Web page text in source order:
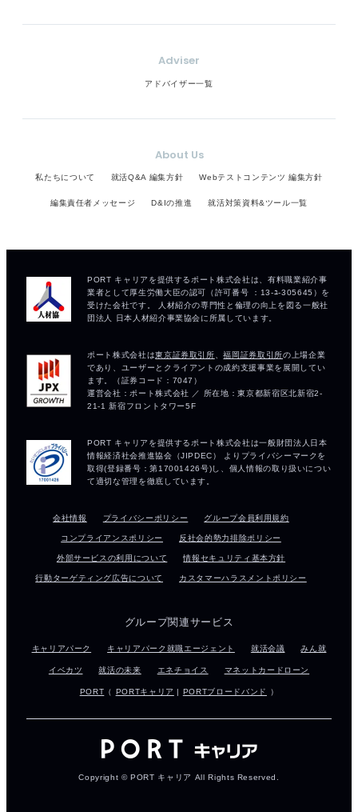
Adviser
アドバイザー一覧
About Us
私たちについて 就活Q&A 編集方針 Webテストコンテンツ 編集方針
編集責任者メッセージ D&Iの推進 就活対策資料&ツール一覧
会社情報 プライバシーポリシー グループ会員利用規約
コンプライアンスポリシー 反社会的勢力排除ポリシー
外部サービスの利用について 情報セキュリティ基本方針
行動ターゲティング広告について カスタマーハラスメントポリシー